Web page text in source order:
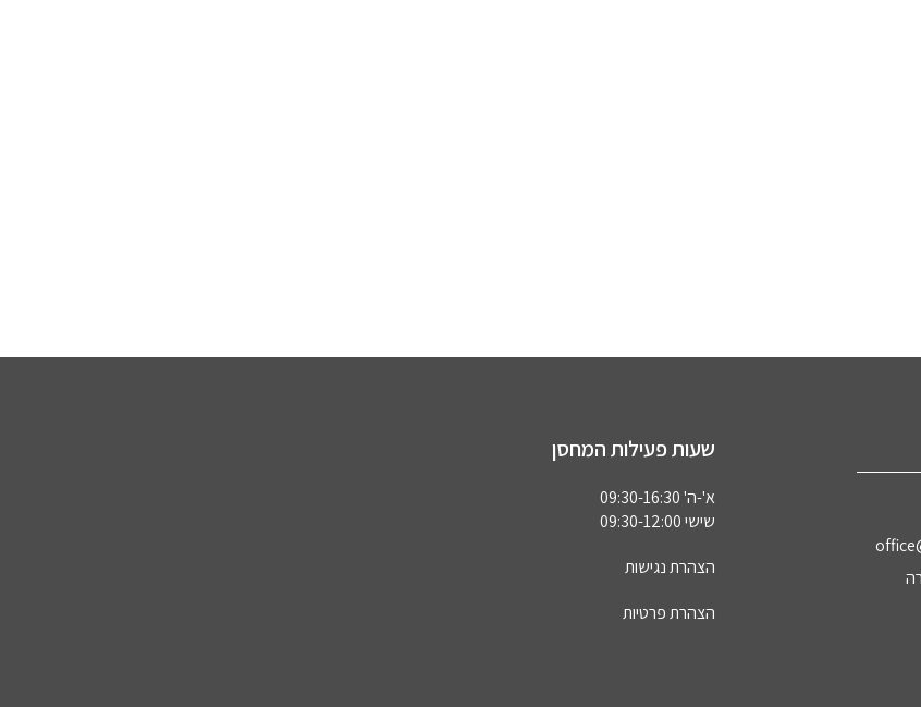
שעות פעילות המחסן
א'-ה' 09:30-16:30
שישי 09:30-12:00
הצהרת נגישות
הצהרת פרטיות